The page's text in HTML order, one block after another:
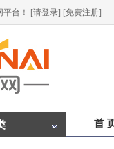
台！ [请登录] [免费注册]
首